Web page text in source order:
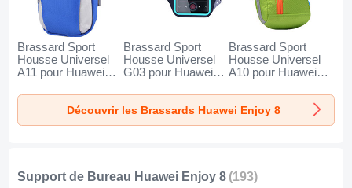
Brassard Sport
Housse Universel
A11 pour Huawei
Brassard Sport
Housse Universel
G03 pour Huawei
Brassard Sport
Housse Universel
A10 pour Huawei
Découvrir les Brassards Huawei Enjoy 8
Support de Bureau Huawei Enjoy 8 (193)